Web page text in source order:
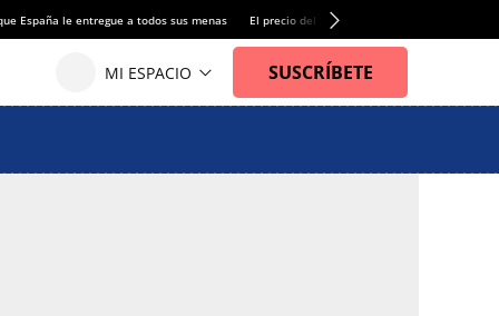
España le entregue a todos sus menas El precio del alquiler de vivienda baja por